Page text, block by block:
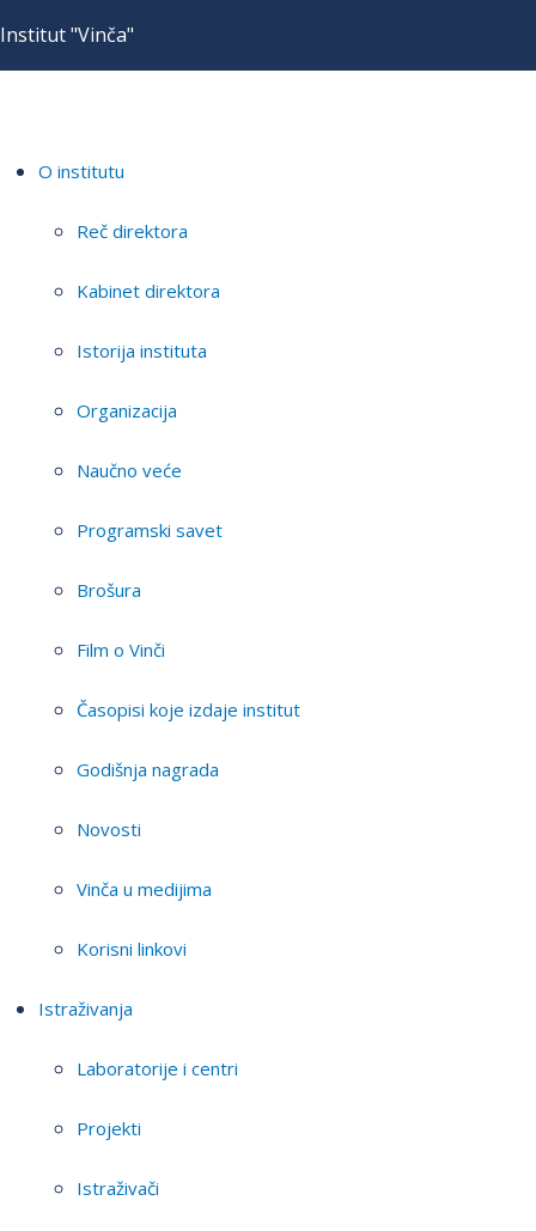
Institut "Vinča"
O institutu
Reč direktora
Kabinet direktora
Istorija instituta
Organizacija
Naučno veće
Programski savet
Brošura
Film o Vinči
Časopisi koje izdaje institut
Godišnja nagrada
Novosti
Vinča u medijima
Korisni linkovi
Istraživanja
Laboratorije i centri
Projekti
Istraživači